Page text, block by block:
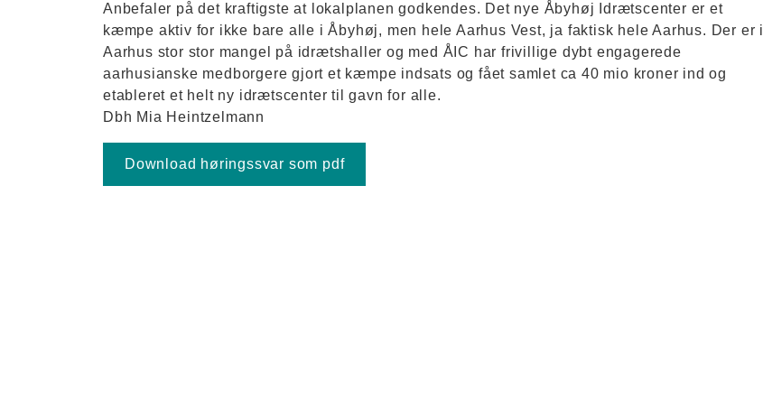
Anbefaler på det kraftigste at lokalplanen godkendes. Det nye Åbyhøj Idrætscenter er et
kæmpe aktiv for ikke bare alle i Åbyhøj, men hele Aarhus Vest, ja faktisk hele Aarhus. Der er i
Aarhus stor stor mangel på idrætshaller og med ÅIC har frivillige dybt engagerede
aarhusianske medborgere gjort et kæmpe indsats og fået samlet ca 40 mio kroner ind og
etableret et helt ny idrætscenter til gavn for alle.
Dbh Mia Heintzelmann
Download høringssvar som pdf